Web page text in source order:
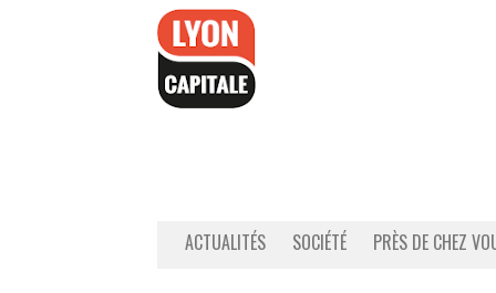
ACTUALITÉS SOCIÉTÉ PRÈS DE CHEZ